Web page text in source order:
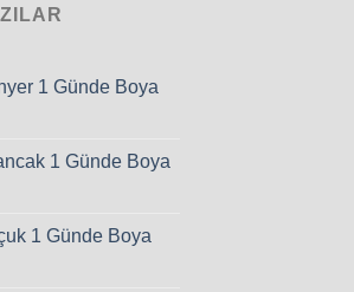
1 Günde Boya
1 Günde Boya
1 Günde Boya